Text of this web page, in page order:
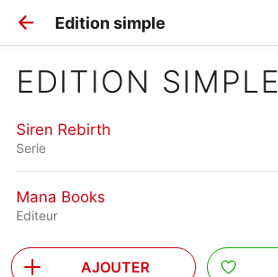
Edition simple
EDITION SIMPLE
Siren Rebirth
Serie
Mana Books
Editeur
AJOUTER